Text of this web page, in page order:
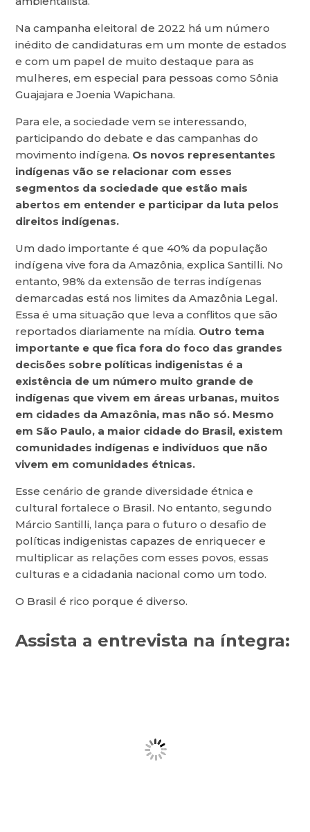
Na campanha eleitoral de 2022 há um número
inédito de candidaturas em um monte de estados
e com um papel de muito destaque para as
mulheres, em especial para pessoas como Sônia
Guajajara e Joenia Wapichana.
Para ele, a sociedade vem se interessando,
participando do debate e das campanhas do
movimento indígena. Os novos representantes
indígenas vão se relacionar com esses
segmentos da sociedade que estão mais
abertos em entender e participar da luta pelos
direitos indígenas.
Um dado importante é que 40% da população
indígena vive fora da Amazônia, explica Santilli. No
entanto, 98% da extensão de terras indígenas
demarcadas está nos limites da Amazônia Legal.
Essa é uma situação que leva a conflitos que são
reportados diariamente na mídia. Outro tema
importante e que fica fora do foco das grandes
decisões sobre políticas indigenistas é a
existência de um número muito grande de
indígenas que vivem em áreas urbanas, muitos
em cidades da Amazônia, mas não só. Mesmo
em São Paulo, a maior cidade do Brasil, existem
comunidades indígenas e indivíduos que não
vivem em comunidades étnicas.
Esse cenário de grande diversidade étnica e
cultural fortalece o Brasil. No entanto, segundo
Márcio Santilli, lança para o futuro o desafio de
políticas indigenistas capazes de enriquecer e
multiplicar as relações com esses povos, essas
culturas e a cidadania nacional como um todo.
O Brasil é rico porque é diverso.
Assista a entrevista na íntegra: